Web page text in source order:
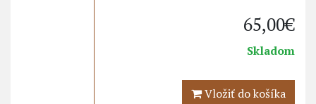
65,00€
Skladom
Vložiť do košíka